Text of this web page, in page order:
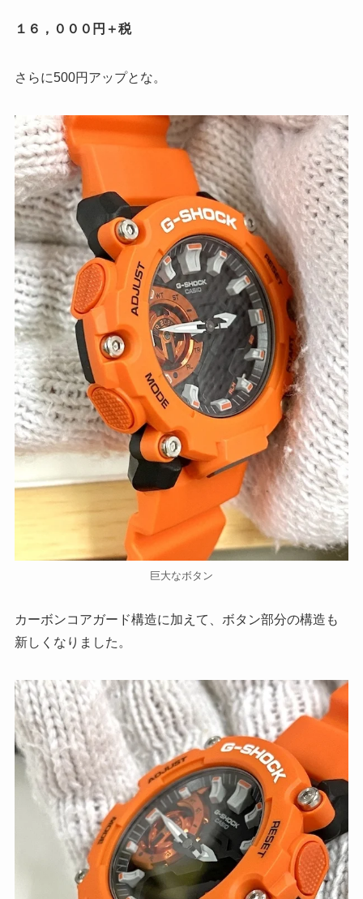
１６，０００円＋税
さらに500円アップとな。
巨大なボタン
カーボンコアガード構造に加えて、ボタン部分の構造も
新しくなりました。